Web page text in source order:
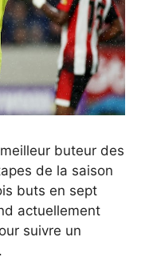
buteur des
de la saison
buts en sept
actuellement
suivre un